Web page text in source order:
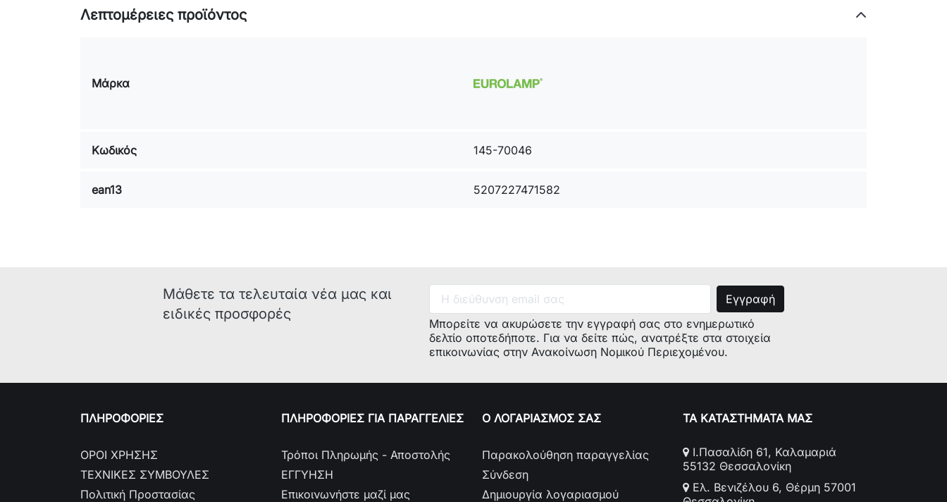
Εγγύηση Eurolamp:2 Χρόνια/2 Years
Πιστοποιητικά:Ναι/Yes
Ένδειξη CE:Ναι/Yes
Λεπτομέρειες προϊόντος
Μάρκα
Κωδικός 145-70046
ean13 5207227471582
Μάθετε τα τελευταία νέα μας και
ειδικές προσφορές
Μπορείτε να ακυρώσετε την εγγραφή σας στο ενημερωτικό
δελτίο οποτεδήποτε. Για να δείτε πώς, ανατρέξτε στα στοιχεία
επικοινωνίας στην Ανακοίνωση Νομικού Περιεχομένου.
ΠΛΗΡΟΦΟΡΙΕΣ
ΟΡΟΙ ΧΡΗΣΗΣ
ΤΕΧΝΙΚΕΣ ΣΥΜΒΟΥΛΕΣ
Πολιτική Προστασίας
ΠΛΗΡΟΦΟΡΙΕΣ ΓΙΑ ΠΑΡΑΓΓΕΛΙΕΣ
Τρόποι Πληρωμής - Αποστολής
ΕΓΓΥΗΣΗ
Επικοινωνήστε μαζί μας
Ο ΛΟΓΑΡΙΑΣΜΟΣ ΣΑΣ
Παρακολούθηση παραγγελίας
Σύνδεση
Δημιουργία λογαριασμού
ΤΑ ΚΑΤΑΣΤΗΜΑΤΑ ΜΑΣ
Ι.Πασαλίδη 61, Καλαμαριά
55132 Θεσσαλονίκη
Ελ. Βενιζέλου 6, Θέρμη 57001